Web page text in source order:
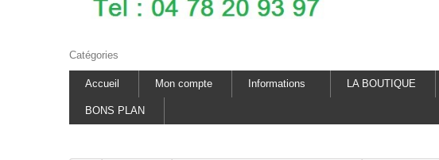
Catégories
Accueil Mon compte Informations LA BOUTIQUE
BONS PLAN